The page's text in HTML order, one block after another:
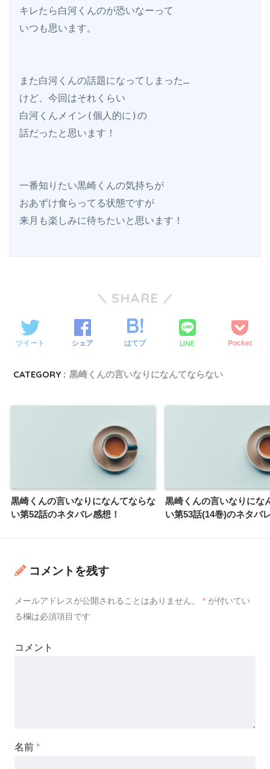
キレたら白河くんのが恐いなーって
いつも思います。
また白河くんの話題になってしまった…
けど、今回はそれくらい
白河くんメイン(個人的に)の
話だったと思います！
一番知りたい黒崎くんの気持ちが
おあずけ食らってる状態ですが
SHARE
ツイート シェア はてブ LINE Pocket
CATEGORY : 黒崎くんの言いなりになんてならない
黒崎くんの言いなりになんてならな
い第52話のネタバレ感想！
黒崎くんの言いなりにな
い第53話(14巻)のネタバ
コメントを残す
メールアドレスが公開されることはありません。 * が付いてい
る欄は必須項目です
コメント
名前 *